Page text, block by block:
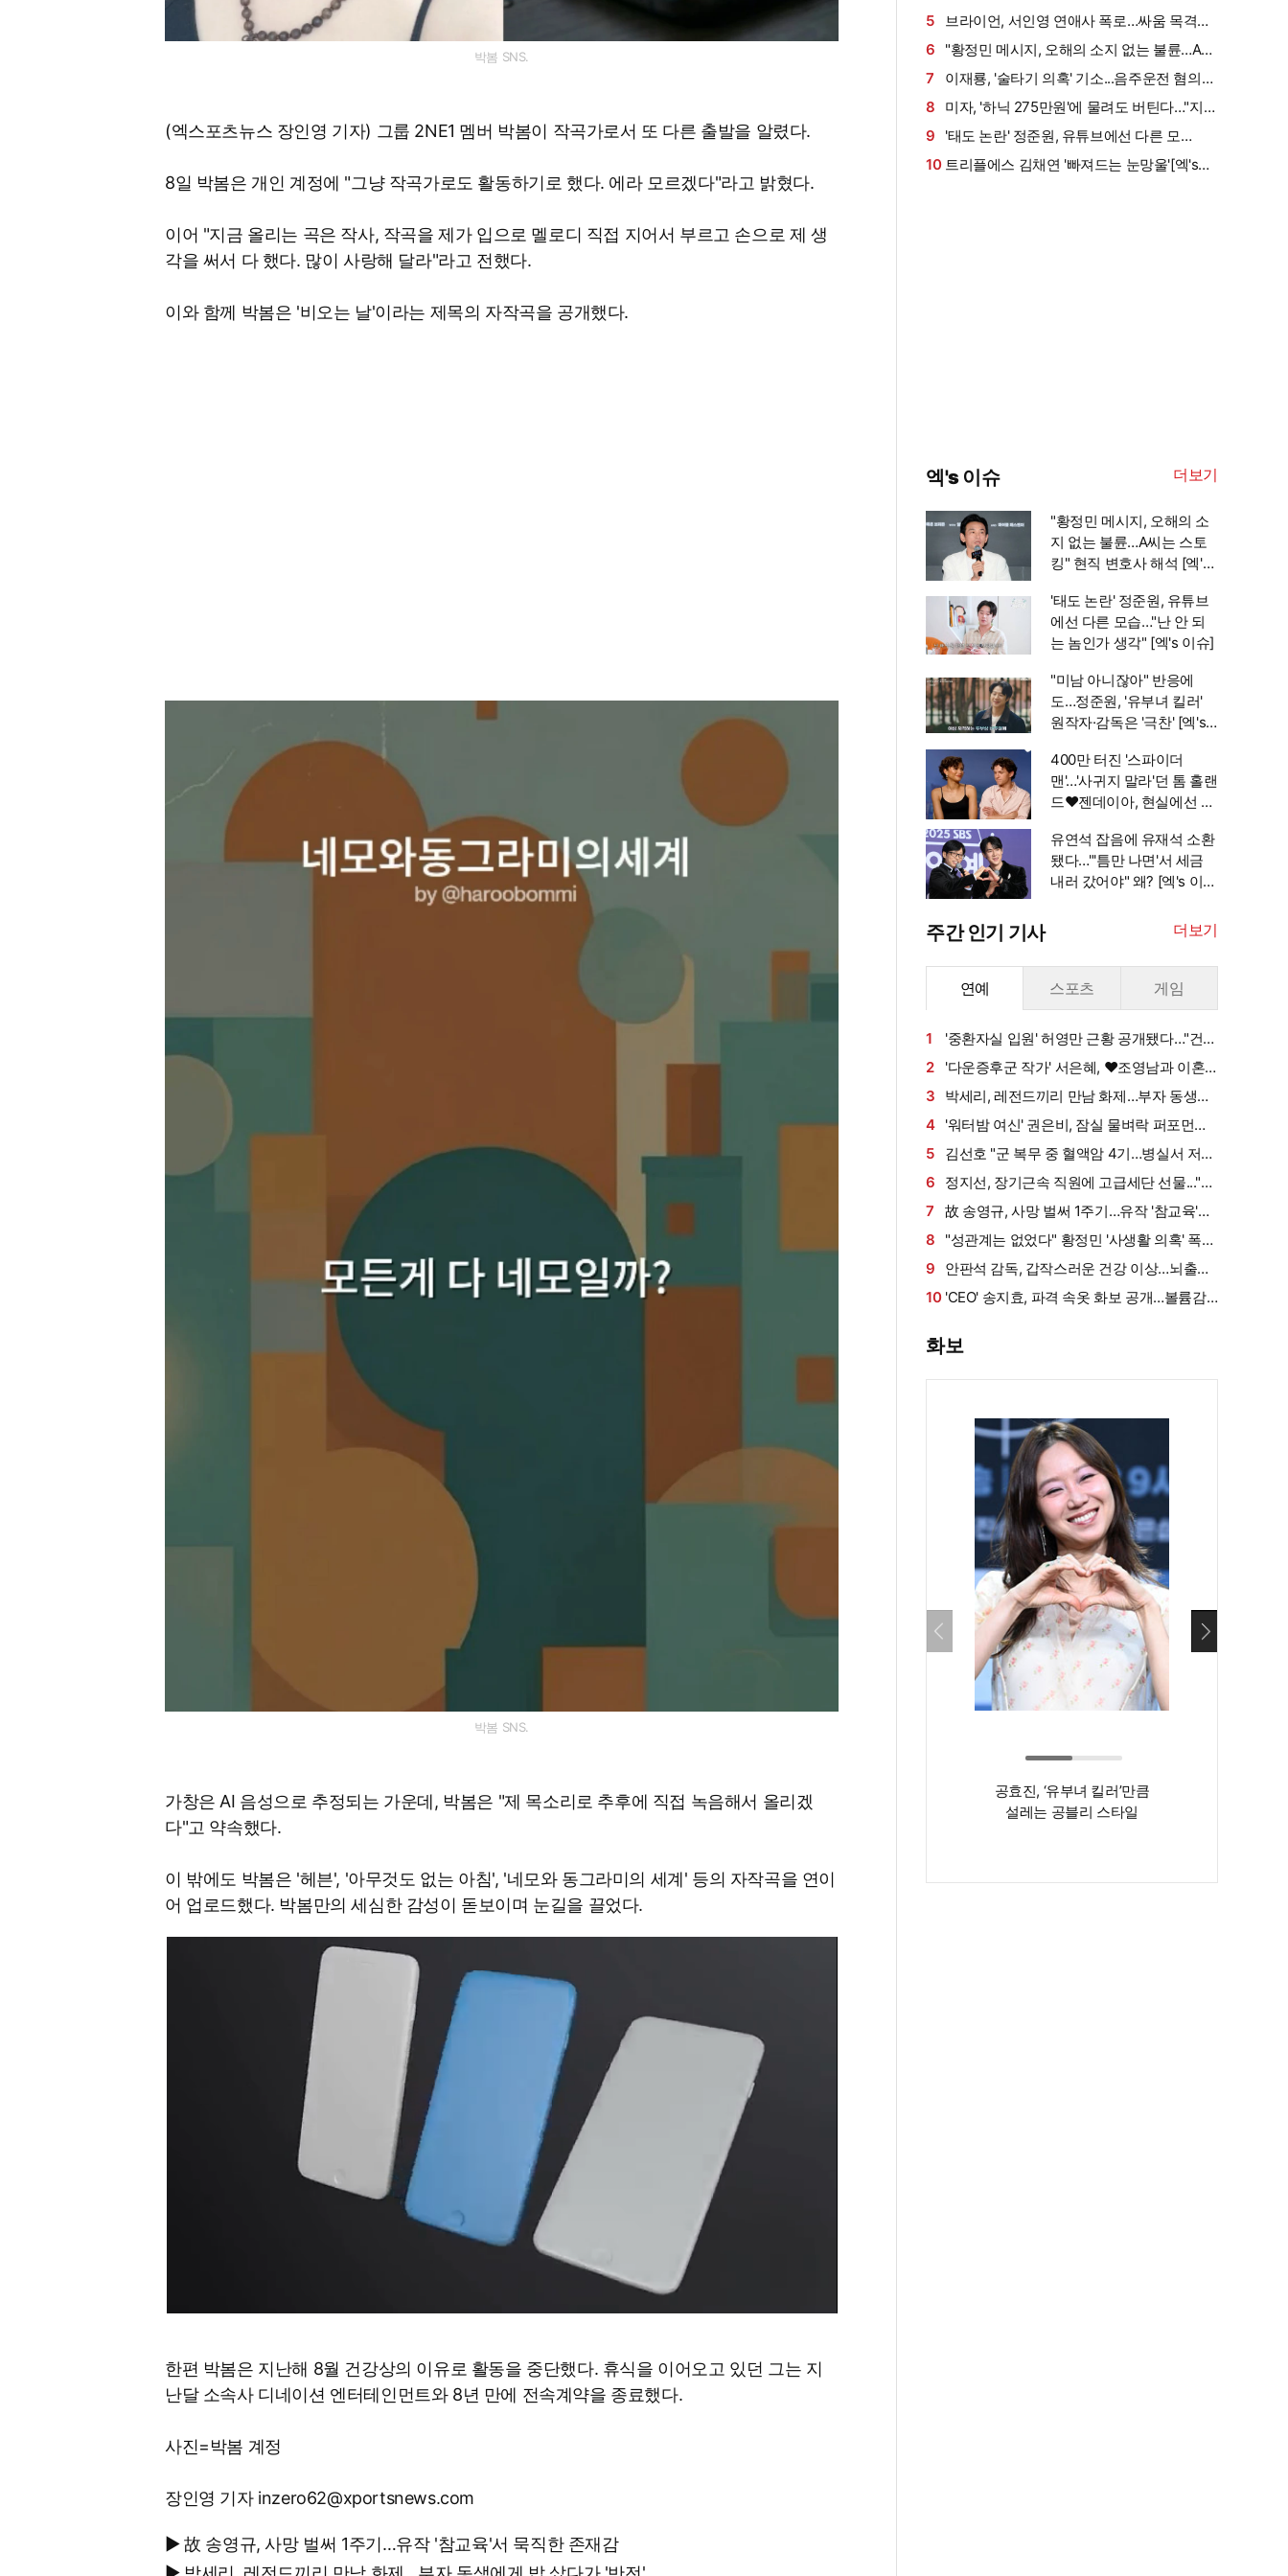
박봄 SNS.
(엑스포츠뉴스 장인영 기자) 그룹 2NE1 멤버 박봄이 작곡가로서 또 다른 출발을 알렸다.
8일 박봄은 개인 계정에 "그냥 작곡가로도 활동하기로 했다. 에라 모르겠다"라고 밝혔다.
이어 "지금 올리는 곡은 작사, 작곡을 제가 입으로 멜로디 직접 지어서 부르고 손으로 제 생
각을 써서 다 했다. 많이 사랑해 달라"라고 전했다.
이와 함께 박봄은 '비오는 날'이라는 제목의 자작곡을 공개했다.
박봄 SNS.
가창은 AI 음성으로 추정되는 가운데, 박봄은 "제 목소리로 추후에 직접 녹음해서 올리겠
다"고 약속했다.
이 밖에도 박봄은 '헤븐', '아무것도 없는 아침', '네모와 동그라미의 세계' 등의 자작곡을 연이
어 업로드했다. 박봄만의 세심한 감성이 돋보이며 눈길을 끌었다.
한편 박봄은 지난해 8월 건강상의 이유로 활동을 중단했다. 휴식을 이어오고 있던 그는 지
난달 소속사 디네이션 엔터테인먼트와 8년 만에 전속계약을 종료했다.
사진=박봄 계정
장인영 기자 inzero62@xportsnews.com
▶ 故 송영규, 사망 벌써 1주기…유작 '참교육'서 묵직한 존재감
포, 비방, 성희롱 강경 대응"
5
브라이언, 서인영 연애사 폭로…싸움 목격담
공개 "사람 죽이는 줄" (개과천선)
6
"황정민 메시지, 오해의 소지 없는 불륜…A씨
는 스토킹" 현직 변호사 해석 [엑's 이슈]
7
이재룡, '술타기 의혹' 기소...음주운전 혐의는
제외됐다
8
미자, '하닉 275만원'에 물려도 버틴다…"지금
털면 죽어" 씁쓸 (미자네)
9
'태도 논란' 정준원, 유튜브에선 다른 모
습…"난 안 되는 놈인가 생각" [엑's 이슈]
10 트리플에스 김채연 '빠져드는 눈망울'[엑's
엑's 이슈 더보기
"황정민 메시지, 오해의 소
지 없는 불륜…A씨는 스토
킹" 현직 변호사 해석 [엑's
'태도 논란' 정준원, 유튜브
에선 다른 모습…"난 안 되
는 놈인가 생각" [엑's 이슈]
"미남 아니잖아" 반응에
도…정준원, '유부녀 킬러'
원작자·감독은 '극찬' [엑's
400만 터진 '스파이더
맨'…'사귀지 말라'던 톰 홀랜
드♥젠데이아, 현실에선 부
유연석 잡음에 유재석 소환
됐다…"'틈만 나면'서 세금
내러 갔어야" 왜? [엑's 이
주간 인기 기사 더보기
연예 스포츠 게임
1
'중환자실 입원' 허영만 근황 공개됐다…"건강
회복 위해 노력 중" [엑's 이슈]
2
'다운증후군 작가' 서은혜, ♥조영남과 이혼
설 확산에 결국 입 열었다
3
박세리, 레전드끼리 만남 화제…부자 동생에
게 밥 샀다가 '반전'
4
'워터밤 여신' 권은비, 잠실 물벼락 퍼포먼스
'후끈'…두산 승리요정 등극
5
김선호 "군 복무 중 혈액암 4기…병실서 저만
살아남았다" (내 남은 연애)
6
정지선, 장기근속 직원에 고급세단 선물..."차
부담되면 명품백도 가능" (사당귀)[전일야화]
7
故 송영규, 사망 벌써 1주기…유작 '참교육'서
묵직한 존재감
8
"성관계는 없었다" 황정민 '사생활 의혹' 폭로
자, 만남 경위 공개
9
안판석 감독, 갑작스러운 건강 이상…뇌출혈
로 쓰러져
10 'CEO' 송지효, 파격 속옷 화보 공개…볼륨감·
화보
공효진, ‘유부녀 킬러’만큼
설레는 공블리 스타일